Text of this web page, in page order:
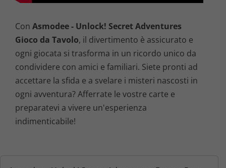
Con Asmodee - Unlock! Secret Adventures
Gioco da Tavolo, il divertimento è assicurato e
ogni giocata si trasforma in un ricordo unico da
condividere con amici e familiari. Siete pronti ad
accettare la sfida e a svelare i misteri nascosti in
ogni avventura? Afferrate le vostre carte e
preparatevi a vivere un'esperienza
indimenticabile!